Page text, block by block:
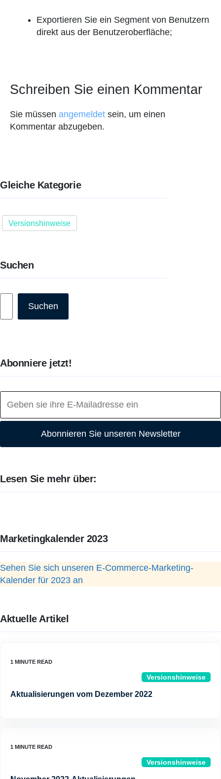
Exportieren Sie ein Segment von Benutzern
direkt aus der Benutzeroberfläche;
Schreiben Sie einen Kommentar
Sie müssen angemeldet sein, um einen
Kommentar abzugeben.
Gleiche Kategorie
Versionshinweise
Suchen
Suchen
Abonniere jetzt!
Abonnieren Sie unseren Newsletter
Lesen Sie mehr über:
Marketingkalender 2023
Sehen Sie sich unseren E-Commerce-Marketing-
Kalender für 2023 an
Aktuelle Artikel
Versionshinweise
Aktualisierungen vom Dezember 2022
Versionshinweise